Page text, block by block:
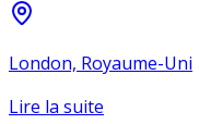
London, Royaume-Uni
Lire la suite